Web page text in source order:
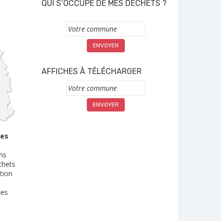
QUI S’OCCUPE DE MES DÉCHETS ?
Commune
AFFICHES À TÉLÉCHARGER
Commune